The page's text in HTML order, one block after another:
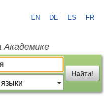
EN DE ES FR
Академике
Найти!